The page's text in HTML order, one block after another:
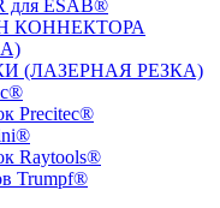
для ESAB®
КОННЕКТОРА
(ЛАЗЕРНАЯ РЕЗКА)
Precitec®
Raytools®
Trumpf®